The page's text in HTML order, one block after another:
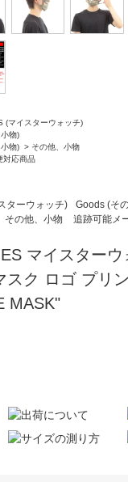
(マイスターウォッチ)
物)
物) > その他、小物
対応商品
ターウォッチ)
Goods (そ
その他、小物 追跡可能メ
マイスター
スク ロゴ プリ
MASK"